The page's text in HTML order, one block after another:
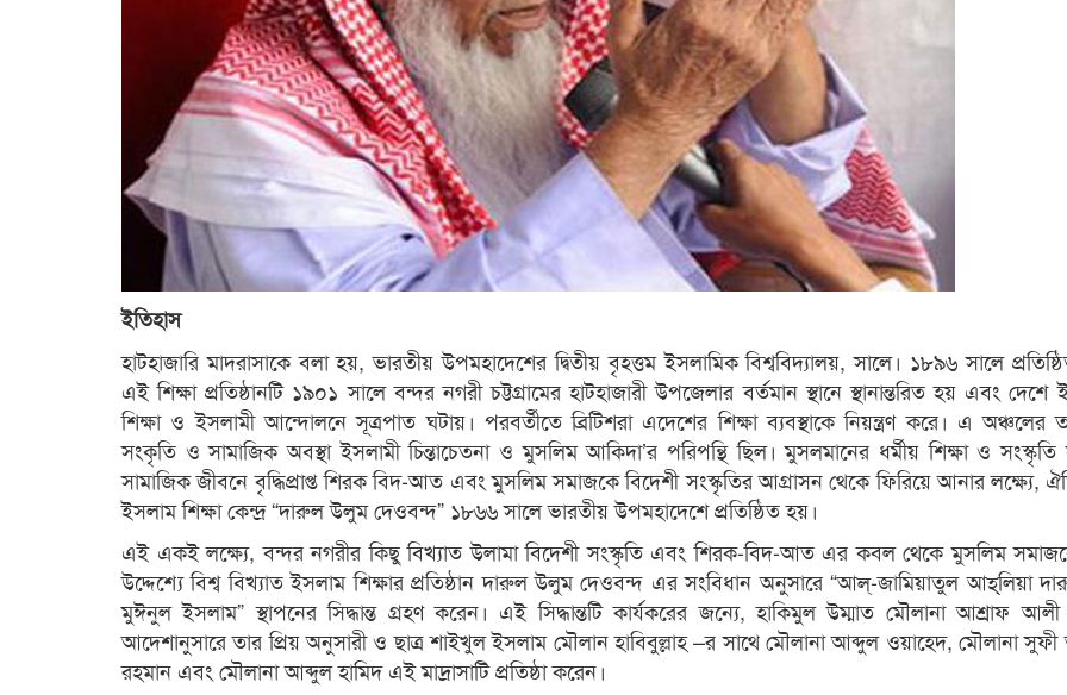
ইতিহাস
হাটহাজারি মাদরাসাকে বলা হয়, ভারতীয় উপমহাদেশের দ্বিতীয় বৃহত্তম ইসলামিক বিশ্ববিদ্যালয়, সালে। ১৮৯৬ সালে
এই শিক্ষা প্রতিষ্ঠানটি ১৯০১ সালে বন্দর নগরী চট্টগ্রামের হাটহাজারী উপজেলার বর্তমান স্থানে স্থানান্তরিত হয় এবং দেশে
শিক্ষা ও ইসলামী আন্দোলনে সূত্রপাত ঘটায়। পরবর্তীতে ব্রিটিশরা এদেশের শিক্ষা ব্যবস্থাকে নিয়ন্ত্রণ করে। এ অঞ্চলের
সংকৃতি ও সামাজিক অবস্থা ইসলামী চিন্তাচেতনা ও মুসলিম আকিদা’র পরিপন্থি ছিল। মুসলমানের ধর্মীয় শিক্ষা ও সংস্কৃতি
সামাজিক জীবনে বৃদ্ধিপ্রাপ্ত শিরক বিদ-আত এবং মুসলিম সমাজকে বিদেশী সংস্কৃতির আগ্রাসন থেকে ফিরিয়ে আনার লক্ষ্যে,
ইসলাম শিক্ষা কেন্দ্র “দারুল উলুম দেওবন্দ” ১৮৬৬ সালে ভারতীয় উপমহাদেশে প্রতিষ্ঠিত হয়।
এই একই লক্ষ্যে, বন্দর নগরীর কিছু বিখ্যাত উলামা বিদেশী সংস্কৃতি এবং শিরক-বিদ-আত এর কবল থেকে মুসলিম
উদ্দেশ্যে বিশ্ব বিখ্যাত ইসলাম শিক্ষার প্রতিষ্ঠান দারুল উলুম দেওবন্দ এর সংবিধান অনুসারে “আল্‌-জামিয়াতুল আহ্‌লিয়া
মুঈনুল ইসলাম” স্থাপনের সিদ্ধান্ত গ্রহণ করেন। এই সিদ্ধান্তটি কার্যকরের জন্যে, হাকিমুল উম্মাত মৌলানা আশ্রাফ আলী
আদেশানুসারে তার প্রিয় অনুসারী ও ছাত্র শাইখুল ইসলাম মৌলান হাবিবুল্লাহ –র সাথে মৌলানা আব্দুল ওয়াহেদ, মৌলানা
রহমান এবং মৌলানা আব্দুল হামিদ এই মাদ্রাসাটি প্রতিষ্ঠা করেন।